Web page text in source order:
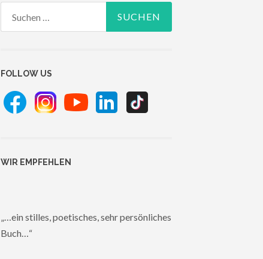
FOLLOW US
WIR EMPFEHLEN
„…ein stilles, poetisches, sehr persönliches
Buch…“